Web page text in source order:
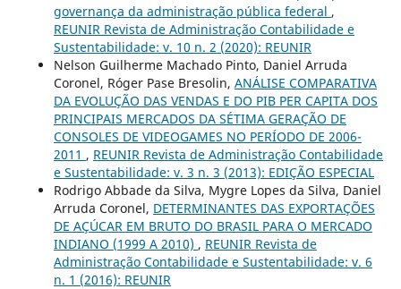
governança da administração pública federal ,
REUNIR Revista de Administração Contabilidade e
Sustentabilidade: v. 10 n. 2 (2020): REUNIR
Nelson Guilherme Machado Pinto, Daniel Arruda
Coronel, Róger Pase Bresolin, ANÁLISE COMPARATIVA
DA EVOLUÇÃO DAS VENDAS E DO PIB PER CAPITA DOS
PRINCIPAIS MERCADOS DA SÉTIMA GERAÇÃO DE
CONSOLES DE VIDEOGAMES NO PERÍODO DE 2006-
2011 , REUNIR Revista de Administração Contabilidade
e Sustentabilidade: v. 3 n. 3 (2013): EDIÇÃO ESPECIAL
Rodrigo Abbade da Silva, Mygre Lopes da Silva, Daniel
Arruda Coronel, DETERMINANTES DAS EXPORTAÇÕES
DE AÇÚCAR EM BRUTO DO BRASIL PARA O MERCADO
INDIANO (1999 A 2010) , REUNIR Revista de
Administração Contabilidade e Sustentabilidade: v. 6
n. 1 (2016): REUNIR